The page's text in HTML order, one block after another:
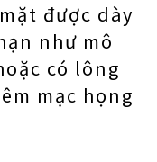
được dày
như mô
có lông
mạc họng